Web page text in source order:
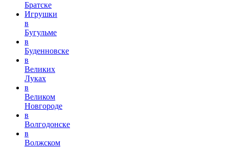
Братске
Игрушки
в
Бугульме
в
Буденновске
в
Великих
Луках
в
Великом
Новгороде
в
Волгодонске
в
Волжском